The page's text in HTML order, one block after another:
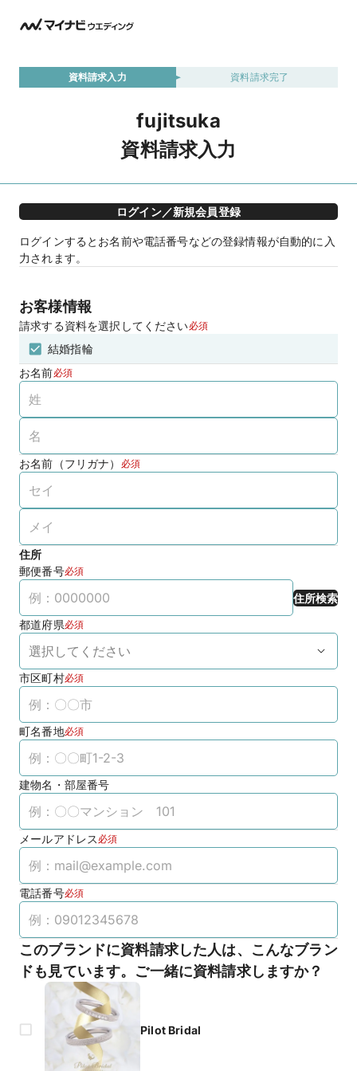
資料請求入力 資料請求完了
fujitsuka
資料請求入力
ログイン／新規会員登録
ログインするとお名前や電話番号などの登録情報が自動的に入
力されます。
お客様情報
請求する資料を選択してください必須
結婚指輪
お名前必須
お名前（フリガナ） 必須
住所
郵便番号必須
住所検索
都道府県必須
市区町村必須
町名番地必須
建物名・部屋番号
メールアドレス 必須
電話番号必須
このブランドに資料請求した人は、こんなブラン
ドも見ています。ご一緒に資料請求しますか？
Pilot Bridal